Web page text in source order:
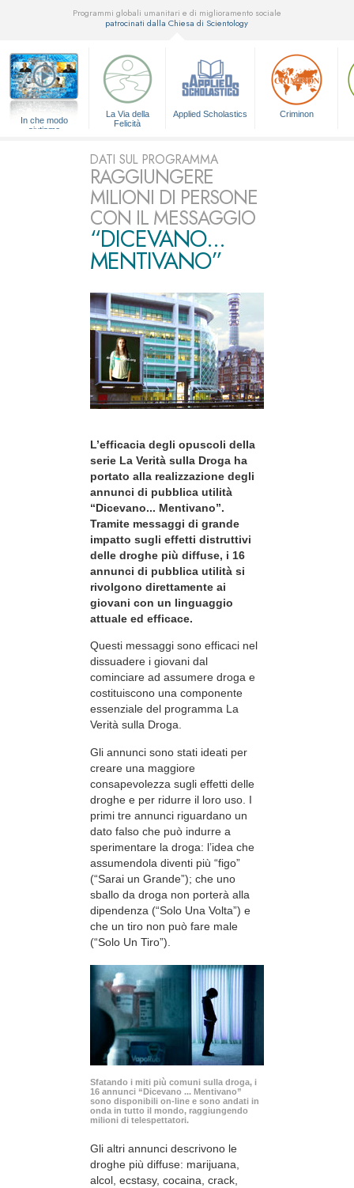
Programmi globali umanitari e di miglioramento sociale
patrocinati dalla Chiesa di Scientology
In che modo
aiutiamo
La Via della
Felicità
Applied Scholastics Criminon
DATI SUL PROGRAMMA
RAGGIUNGERE
MILIONI DI PERSONE
CON IL MESSAGGIO
“DICEVANO...
MENTIVANO”
L’efficacia degli opuscoli della
serie La Verità sulla Droga ha
portato alla realizzazione degli
annunci di pubblica utilità
“Dicevano... Mentivano”.
Tramite messaggi di grande
impatto sugli effetti distruttivi
delle droghe più diffuse, i 16
annunci di pubblica utilità si
rivolgono direttamente ai
giovani con un linguaggio
attuale ed efficace.
Questi messaggi sono efficaci nel
dissuadere i giovani dal
cominciare ad assumere droga e
costituiscono una componente
essenziale del programma La
Verità sulla Droga.
Gli annunci sono stati ideati per
creare una maggiore
consapevolezza sugli effetti delle
droghe e per ridurre il loro uso. I
primi tre annunci riguardano un
dato falso che può indurre a
sperimentare la droga: l’idea che
assumendola diventi più “figo”
(“Sarai un Grande”); che uno
sballo da droga non porterà alla
dipendenza (“Solo Una Volta”) e
che un tiro non può fare male
(“Solo Un Tiro”).
Sfatando i miti più comuni sulla droga, i
16 annunci “Dicevano ... Mentivano”
sono disponibili on-line e sono andati in
onda in tutto il mondo, raggiungendo
milioni di telespettatori.
Gli altri annunci descrivono le
droghe più diffuse: marijuana,
alcol, ecstasy, cocaina, crack,